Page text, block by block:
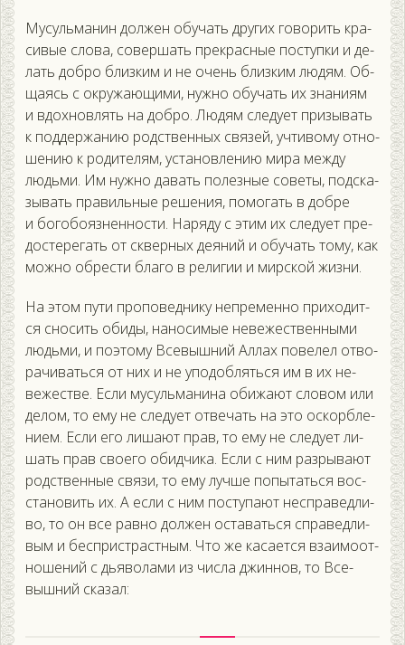
Му­суль­ма­нин дол­жен обу­чать дру­гих го­ворить кра­
сивые сло­ва, со­вер­шать прек­расные пос­тупки и де­
лать доб­ро близ­ким и не очень близ­ким лю­дям. Об­
ща­ясь с ок­ру­жа­ющи­ми, нуж­но обу­чать их зна­ни­ям
и вдох­новлять на доб­ро. Лю­дям сле­ду­ет при­зывать
к под­держа­нию родс­твен­ных свя­зей, уч­ти­вому от­но­
шению к ро­дите­лям, ус­та­нов­ле­нию ми­ра меж­ду
людь­ми. Им нуж­но да­вать по­лез­ные со­веты, под­ска­
зывать пра­виль­ные ре­шения, по­могать в доб­ре
и бо­гобо­яз­неннос­ти. На­ряду с этим их сле­ду­ет пре­
дос­те­регать от сквер­ных де­яний и обу­чать то­му, как
мож­но об­рести бла­го в ре­лигии и мир­ской жиз­ни.
На этом пу­ти про­повед­ни­ку неп­ре­мен­но при­ходит­
ся сно­сить оби­ды, на­носи­мые не­вежес­твен­ны­ми
людь­ми, и по­это­му Все­выш­ний Ал­лах по­велел от­во­
рачи­вать­ся от них и не упо­доб­лять­ся им в их не­
вежес­тве. Ес­ли му­суль­ма­нина оби­жа­ют сло­вом или
де­лом, то ему не сле­ду­ет от­ве­чать на это ос­кор­бле­
ни­ем. Ес­ли его ли­ша­ют прав, то ему не сле­ду­ет ли­
шать прав сво­его обид­чи­ка. Ес­ли с ним раз­ры­ва­ют
родс­твен­ные свя­зи, то ему луч­ше по­пытать­ся вос­
ста­новить их. А ес­ли с ним пос­ту­па­ют нес­пра­вед­ли­
во, то он все рав­но дол­жен ос­та­вать­ся спра­вед­ли­
вым и бес­пристрас­тным. Что же ка­са­ет­ся вза­имо­от­
но­шений с дь­яво­лами из чис­ла джин­нов, то Все­
выш­ний ска­зал: